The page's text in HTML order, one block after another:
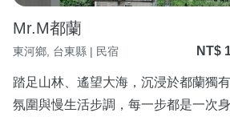
Mr.M都蘭
東河鄉, 台東縣 | 民宿 NT$
踏足山林、遙望大海，沉浸於都蘭獨
氛圍與慢生活步調，每一步都是一次